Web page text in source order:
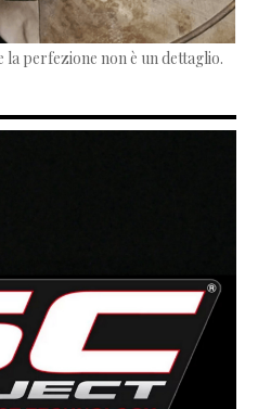
perfezione non è un dettaglio.